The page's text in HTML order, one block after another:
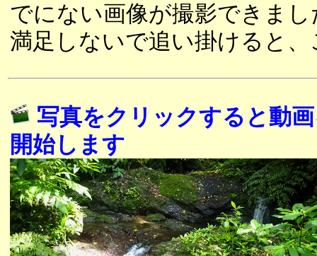
でにない画像が撮影できまし
満足しないで追い掛けると
写真をクリックすると動
開始します